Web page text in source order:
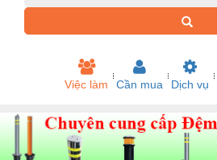
Việc làm Cần mua Dịch vụ